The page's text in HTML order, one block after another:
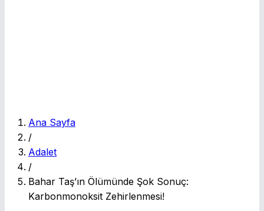
Ana Sayfa
/
Adalet
/
Bahar Taş’ın Ölümünde Şok Sonuç:
Karbonmonoksit Zehirlenmesi!